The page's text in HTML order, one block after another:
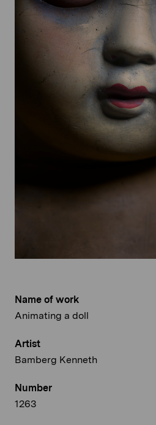
Name of work
Animating a doll
Artist
Bamberg Kenneth
Number
1263